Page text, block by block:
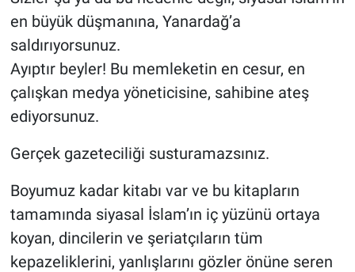
en büyük düşmanına, Yanardağ’a
saldırıyorsunuz.
Ayıptır beyler! Bu memleketin en cesur, en
çalışkan medya yöneticisine, sahibine ateş
ediyorsunuz.
Gerçek gazeteciliği susturamazsınız.
Boyumuz kadar kitabı var ve bu kitapların
tamamında siyasal İslam’ın iç yüzünü ortaya
koyan, dincilerin ve şeriatçıların tüm
kepazeliklerini, yanlışlarını gözler önüne seren
Koronavirüs
Kültür Sanat
Ne demişti
Nedir
Popüler
Programlar